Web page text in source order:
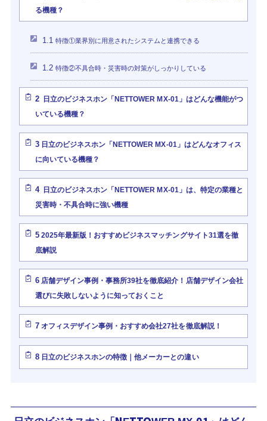
る機種？
1.1 特徴①業界別に用意されたシステムと連携できる
1.2 特徴②不具合時・災害時の対策がしっかりしている
2日立のビジネスホン「NETTOWER MX-01」はどんな機能がつ
いている機種？
3日立のビジネスホン「NETTOWER MX-01」はどんなオフィス
に向いている機種？
4日立のビジネスホン「NETTOWER MX-01」は、特定の業種と
災害時・不具合時に強い機種
52025年最新版！おすすめビジネスマッチングサイト31選を徹
底解説
6店舗デザイン事例・事務所39社を徹底紹介！店舗デザイン会社
選びに失敗しないように知っておくこと
7オフィスデザイン事例・おすすめ会社27社を徹底解説！
8日立のビジネスホンの特徴｜他メーカーとの違い